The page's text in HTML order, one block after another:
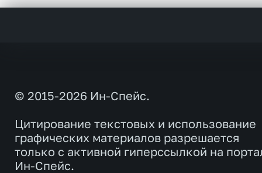
© 2015-2026 Ин-Спейс.
Цитирование текстовых и использование
графических материалов разрешается
только с активной гиперссылкой на
Ин-Спейс.